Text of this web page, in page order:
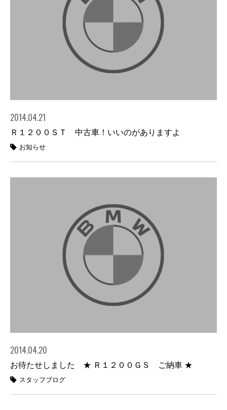
2014.04.21
Ｒ１２００ＳＴ 中古車！いいのがありますよ
お知らせ
2014.04.20
お待たせしました ★ Ｒ１２００ＧＳ ご納車 ★
スタッフブログ